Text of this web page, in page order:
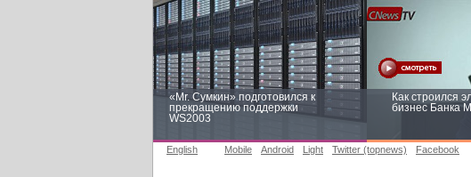
«Mr. Сумкин» подготовился к
прекращению поддержки
WS2003
Как строился
бизнес Банка
English Mobile Android Light Twitter (topnews) Facebook